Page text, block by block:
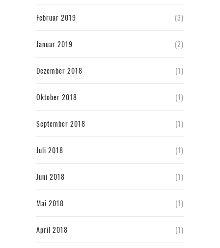
Februar 2019 (3)
Januar 2019 (2)
Dezember 2018 (1)
Oktober 2018 (1)
September 2018 (1)
Juli 2018 (1)
Juni 2018 (1)
Mai 2018 (1)
April 2018 (1)